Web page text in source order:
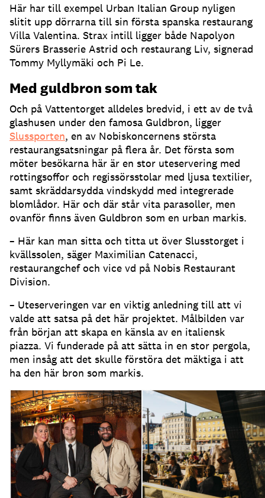
Här har till exempel Urban Italian Group nyligen
slitit upp dörrarna till sin första spanska restaurang
Villa Valentina. Strax intill ligger både Napolyon
Sürers Brasserie Astrid och restaurang Liv, signerad
Tommy Myllymäki och Pi Le.
Med guldbron som tak
Och på Vattentorget alldeles bredvid, i ett av de två
glashusen under den famosa Guldbron, ligger
Slussporten, en av Nobiskoncernens största
restaurangsatsningar på flera år. Det första som
möter besökarna här är en stor uteservering med
rottingsoffor och regissörsstolar med ljusa textilier,
samt skräddarsydda vindskydd med integrerade
blomlådor. Här och där står vita parasoller, men
ovanför finns även Guldbron som en urban markis.
– Här kan man sitta och titta ut över Slusstorget i
kvällssolen, säger Maximilian Catenacci,
restaurangchef och vice vd på Nobis Restaurant
Division.
– Uteserveringen var en viktig anledning till att vi
valde att satsa på det här projektet. Målbilden var
från början att skapa en känsla av en italiensk
piazza. Vi funderade på att sätta in en stor pergola,
men insåg att det skulle förstöra det mäktiga i att
ha den här bron som markis.